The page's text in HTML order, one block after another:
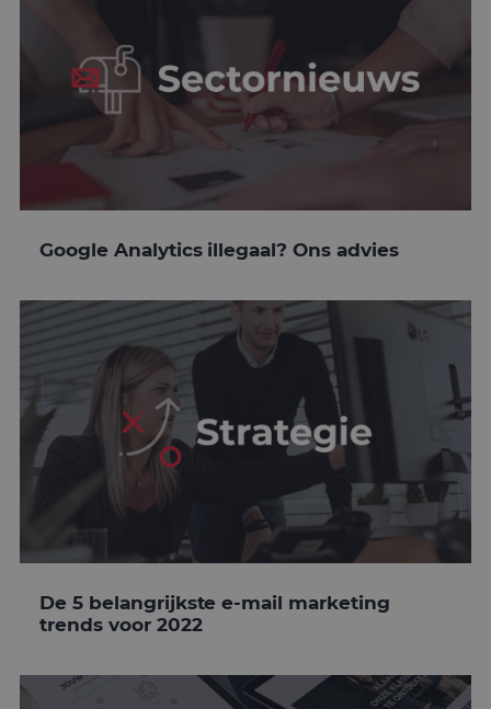
Google Analytics illegaal? Ons advies
De 5 belangrijkste e-mail marketing
trends voor 2022